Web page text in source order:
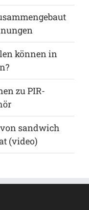
können in
zu PIR-
sandwich
(video)